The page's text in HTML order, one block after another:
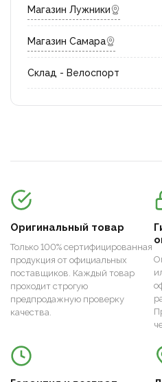
Магазин Лужники
Магазин Самара
Склад - Велоспорт
Оригинальный товар
Только 100% сертифицированная
продукция от официальных
поставщиков. Каждый товар
проходит строгую
предпродажную проверку
качества.